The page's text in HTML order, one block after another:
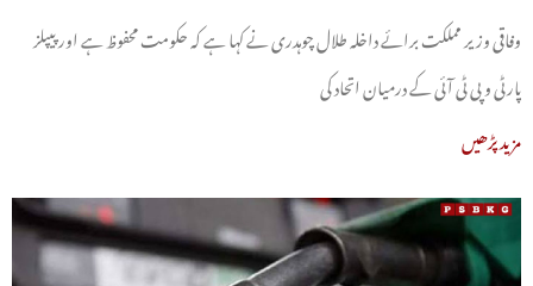
وفاقی وزیر مملکت برائے داخلہ طلال چوہدری نے کہا ہے کہ حکومت محفوظ ہے اور پیپلز
پارٹی و پی ٹی آئی کے درمیان اتحاد کی
مزید پڑھیں